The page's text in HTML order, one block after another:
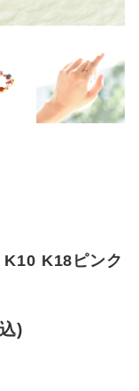
K10 K18ピンク
)